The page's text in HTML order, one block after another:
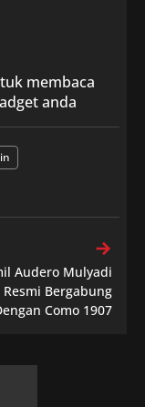
membaca
anda
Audero Mulyadi
Resmi Bergabung
Como 1907